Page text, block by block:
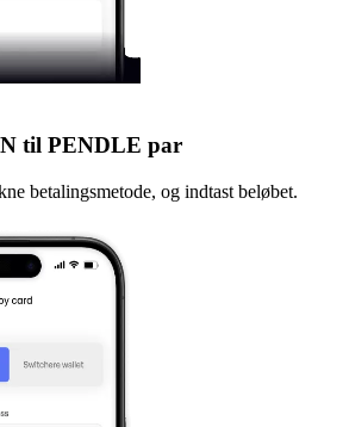
til PENDLE par
betalingsmetode, og indtast beløbet.